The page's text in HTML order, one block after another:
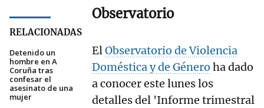
RELACIONADAS
Detenido un
hombre en A
Coruña tras
confesar el
asesinato de una
mujer
Observatorio
ElObservatorio de Violencia
Doméstica y de Género ha dado
a conocer este lunes los
detalles del 'Informe trimestral